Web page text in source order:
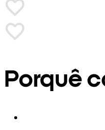
Porquê